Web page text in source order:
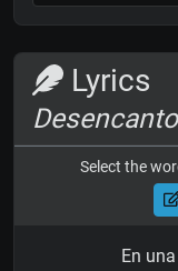
Lyrics
Select the
En